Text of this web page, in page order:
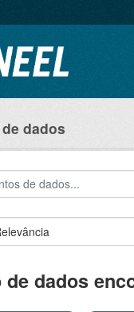
dados
dados